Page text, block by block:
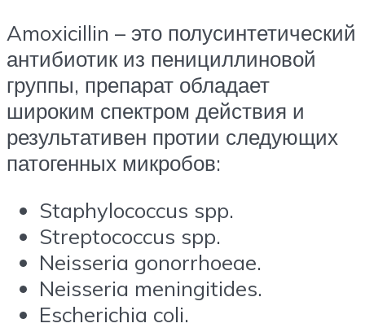
Amoxicillin – это полусинтетический
антибиотик из пенициллиновой
группы, препарат обладает
широким спектром действия и
результативен протии следующих
патогенных микробов:
Staphylococcus spp.
Streptococcus spp.
Neisseria gonorrhoeae.
Neisseria meningitides.
Escherichia coli.